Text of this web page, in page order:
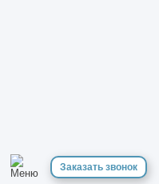
Заказать звонок